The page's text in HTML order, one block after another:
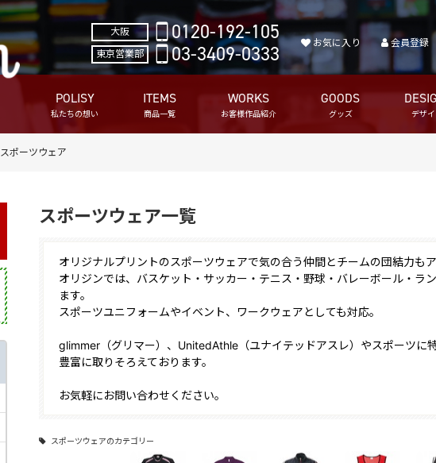
POLISY
私たちの想い
ITEMS
商品一覧
WORKS
お客様作品紹介
GOODS
グッズ デザ
大阪 0120-192-105
東京営業部 03-3409-0333 お気に入り 会員登録
スポーツウェア
スポーツウェア一覧
オリジナルプリントのスポーツウェアで気の合う仲間とチームの団結力もア
オリジンでは、バスケット・サッカー・テニス・野球・バレーボール・ラ
ます。
スポーツユニフォームやイベント、ワークウェアとしても対応。
glimmer（グリマー）、UnitedAthle（ユナイテッドアスレ）やスポーツに
豊富に取りそろえております。
お気軽にお問い合わせください。
スポーツウェアのカテゴリー